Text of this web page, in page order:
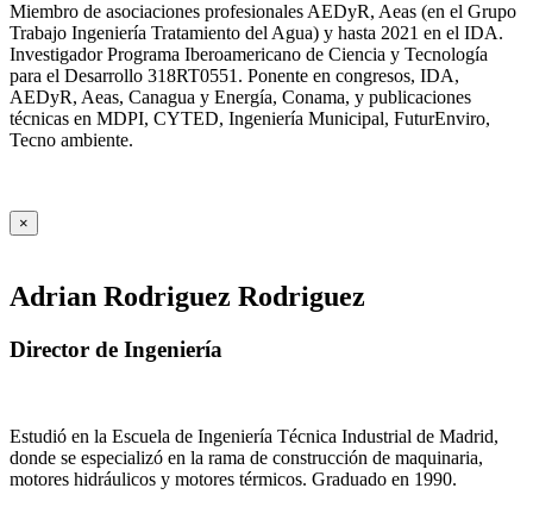
Miembro de asociaciones profesionales AEDyR, Aeas (en el Grupo
Trabajo Ingeniería Tratamiento del Agua) y hasta 2021 en el IDA.
Investigador Programa Iberoamericano de Ciencia y Tecnología
para el Desarrollo 318RT0551. Ponente en congresos, IDA,
AEDyR, Aeas, Canagua y Energía, Conama, y publicaciones
técnicas en MDPI, CYTED, Ingeniería Municipal, FuturEnviro,
Tecno ambiente.
×
Adrian Rodriguez Rodriguez
Director de Ingeniería
Estudió en la Escuela de Ingeniería Técnica Industrial de Madrid,
donde se especializó en la rama de construcción de maquinaria,
motores hidráulicos y motores térmicos. Graduado en 1990.